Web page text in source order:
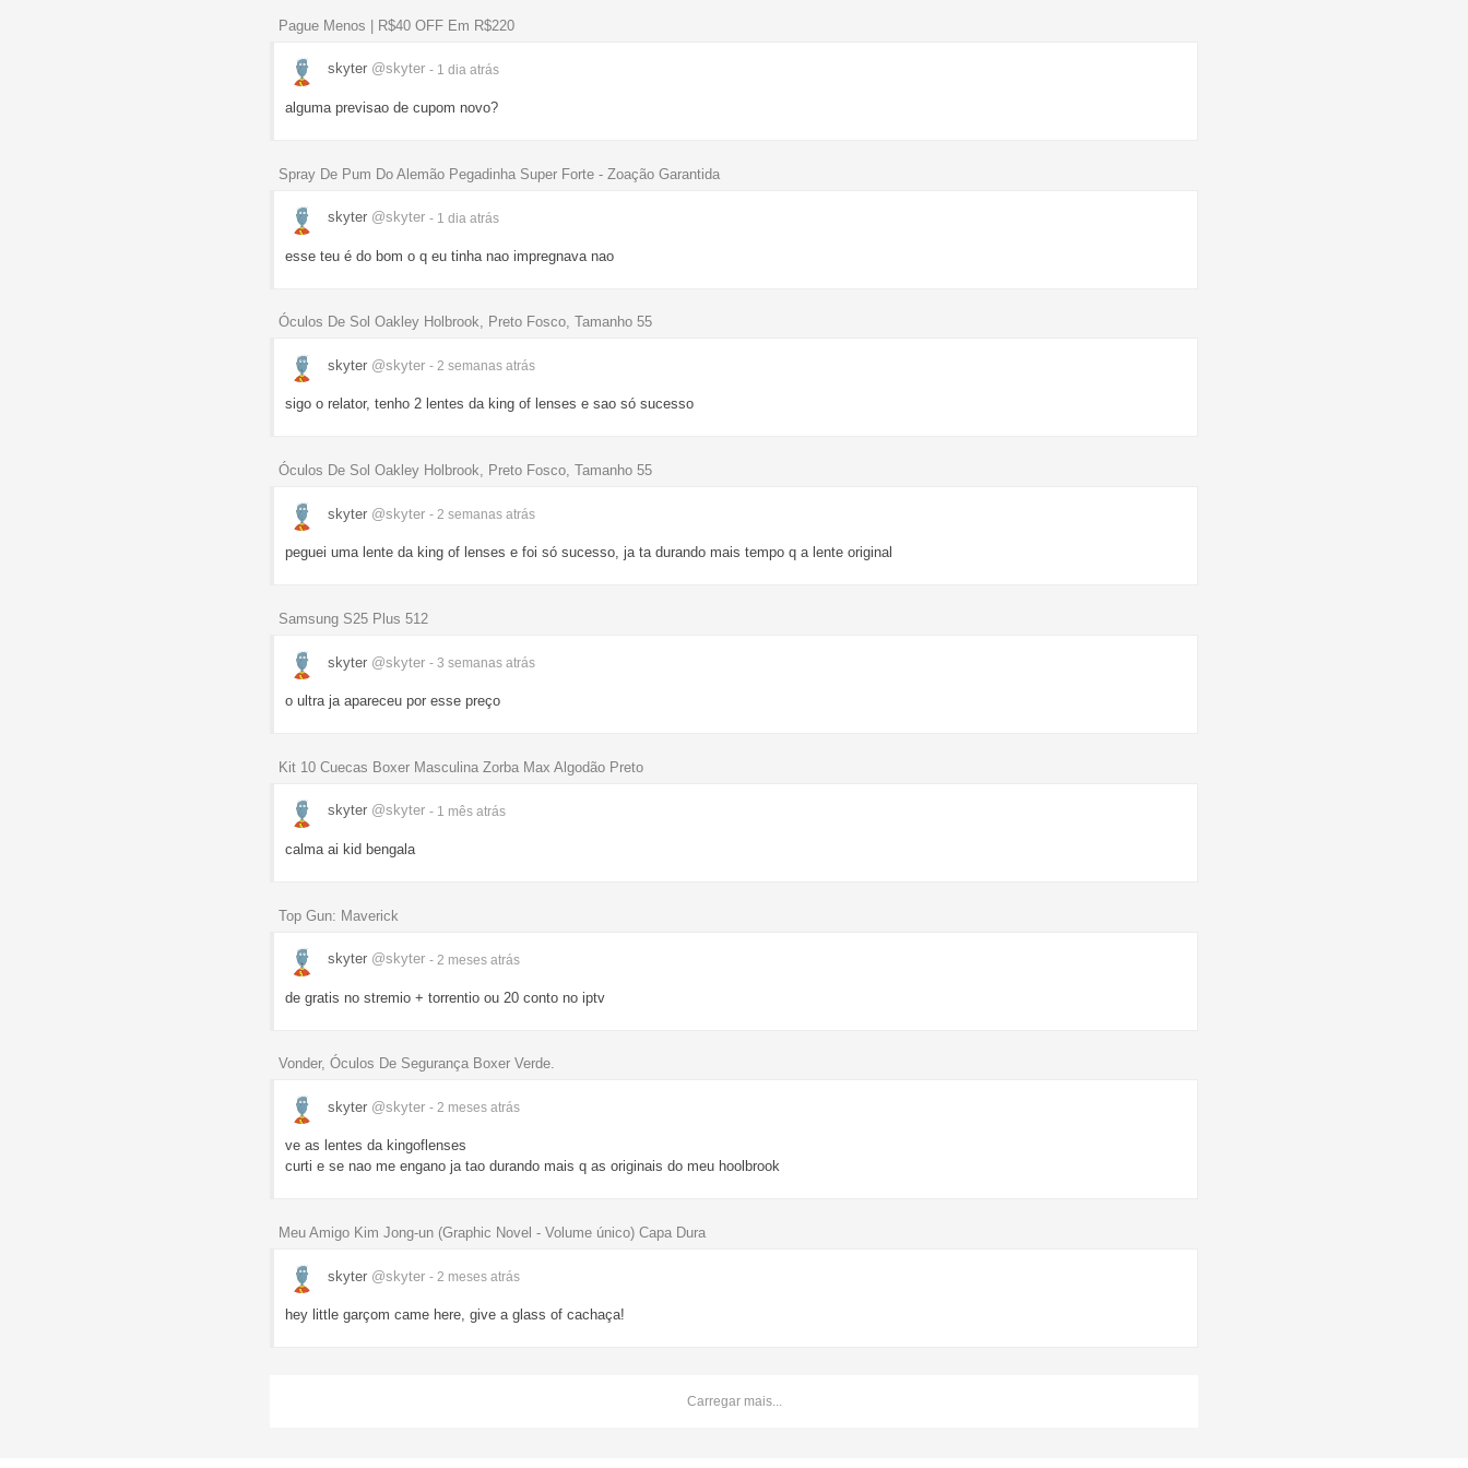
Pague Menos | R$40 OFF Em R$220
skyter @skyter - 1 dia atrás
alguma previsao de cupom novo?
Spray De Pum Do Alemão Pegadinha Super Forte - Zoação Garantida
skyter @skyter - 1 dia atrás
esse teu é do bom o q eu tinha nao impregnava nao
Óculos De Sol Oakley Holbrook, Preto Fosco, Tamanho 55
skyter @skyter - 2 semanas atrás
sigo o relator, tenho 2 lentes da king of lenses e sao só sucesso
Óculos De Sol Oakley Holbrook, Preto Fosco, Tamanho 55
skyter @skyter - 2 semanas atrás
peguei uma lente da king of lenses e foi só sucesso, ja ta durando mais tempo q a lente original
Samsung S25 Plus 512
skyter @skyter - 3 semanas atrás
o ultra ja apareceu por esse preço
Kit 10 Cuecas Boxer Masculina Zorba Max Algodão Preto
skyter @skyter - 1 mês atrás
calma ai kid bengala
Top Gun: Maverick
skyter @skyter - 2 meses atrás
de gratis no stremio + torrentio ou 20 conto no iptv
Vonder, Óculos De Segurança Boxer Verde.
skyter @skyter - 2 meses atrás
ve as lentes da kingoflenses
curti e se nao me engano ja tao durando mais q as originais do meu hoolbrook
Meu Amigo Kim Jong-un (Graphic Novel - Volume único) Capa Dura
skyter @skyter - 2 meses atrás
hey little garçom came here, give a glass of cachaça!
Carregar mais...